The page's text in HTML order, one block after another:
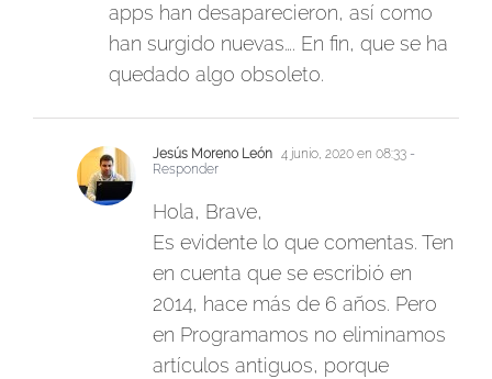
apps han desaparecieron, así como
han surgido nuevas…. En fin, que se ha
quedado algo obsoleto.
Jesús Moreno León 4 junio, 2020 en 08:33 -
Responder
Hola, Brave,
Es evidente lo que comentas. Ten
en cuenta que se escribió en
2014, hace más de 6 años. Pero
en Programamos no eliminamos
artículos antiguos, porque